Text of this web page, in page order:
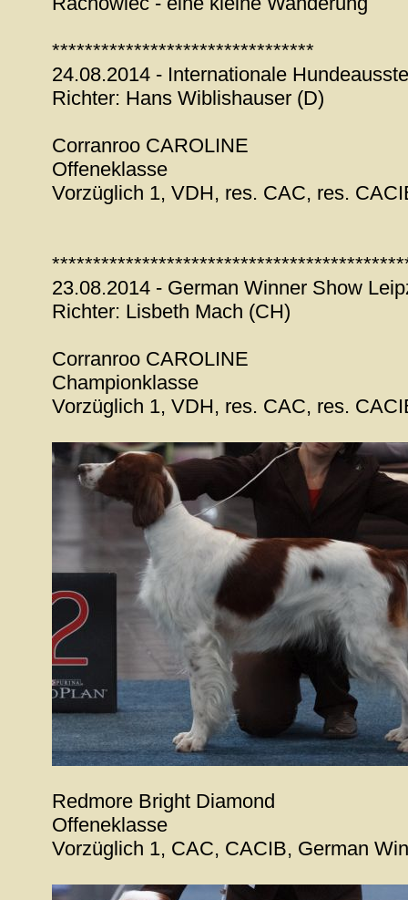
********************************
24.08.2014 - Internationale
Richter: Hans Wiblishauser (D)
Corranroo CAROLINE
Offeneklasse
Vorzüglich 1, VDH, res. CAC, res.
23.08.2014 - German Winner Show
Richter: Lisbeth Mach (CH)
Corranroo CAROLINE
Championklasse
Vorzüglich 1, VDH, res. CAC, res.
Redmore Bright Diamond
Offeneklasse
Vorzüglich 1, CAC, CACIB, German